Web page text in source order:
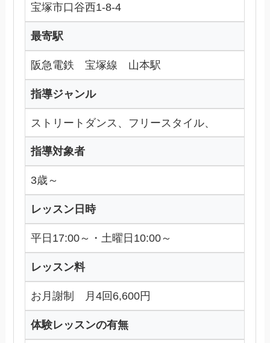
宝塚市口谷西1-8-4
最寄駅
阪急電鉄 宝塚線 山本駅
指導ジャンル
ストリートダンス、フリースタイル、
指導対象者
3歳～
レッスン日時
平日17:00～・土曜日10:00～
レッスン料
お月謝制 月4回6,600円
体験レッスンの有無